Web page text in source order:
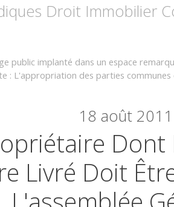
Droit Immobilier
public implanté dans un espace
: L'appropriation des parties
18 août 2011
Dont
Livré Doit